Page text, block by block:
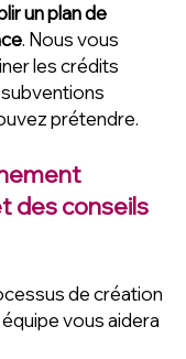
un plan de
. Nous vous
les crédits
prétendre.
des conseils
de création
vous aidera